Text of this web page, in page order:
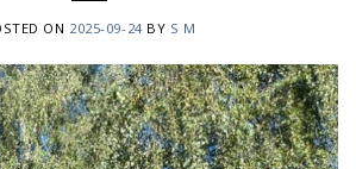
ON 2025-09-24 BY S M